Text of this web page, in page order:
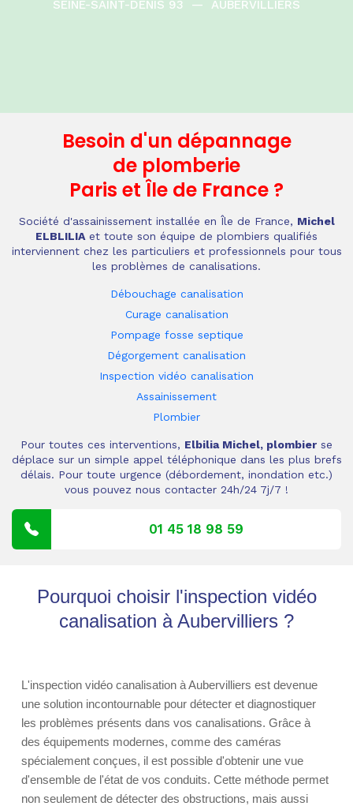
SEINE-SAINT-DENIS 93
— AUBERVILLIERS
Besoin d'un dépannage
de plomberie
Paris et Île de France ?
Société d'assainissement installée en Île de France, Michel
ELBLILIA et toute son équipe de plombiers qualifiés
interviennent chez les particuliers et professionnels pour tous
les problèmes de canalisations.
Débouchage canalisation
Curage canalisation
Pompage fosse septique
Dégorgement canalisation
Inspection vidéo canalisation
Assainissement
Plombier
Pour toutes ces interventions, Elbilia Michel, plombier se
déplace sur un simple appel téléphonique dans les plus brefs
délais. Pour toute urgence (débordement, inondation etc.)
vous pouvez nous contacter 24h/24 7j/7 !
01 45 18 98 59
Pourquoi choisir l'inspection vidéo
canalisation à Aubervilliers ?
L'inspection vidéo canalisation à Aubervilliers est devenue
une solution incontournable pour détecter et diagnostiquer
les problèmes présents dans vos canalisations. Grâce à
des équipements modernes, comme des caméras
spécialement conçues, il est possible d'obtenir une vue
d'ensemble de l'état de vos conduits. Cette méthode permet
non seulement de détecter des obstructions, mais aussi